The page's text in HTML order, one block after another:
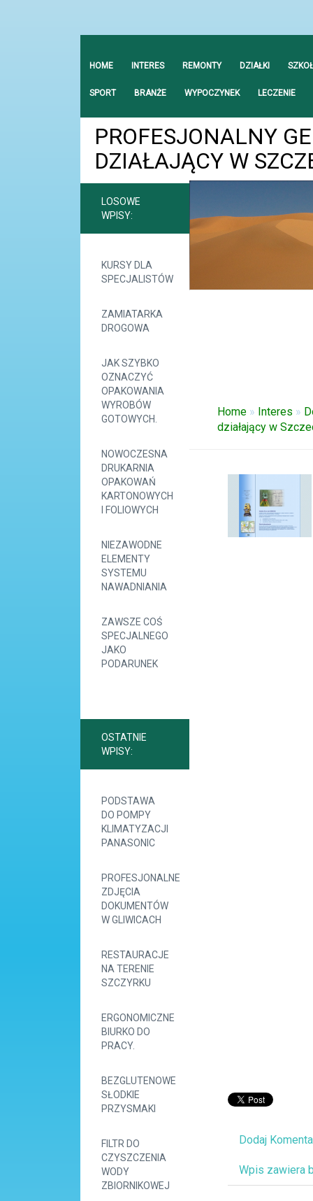
HOME INTERES REMONTY DZIAŁKI
SPORT BRANŻE WYPOCZYNEK LECZENIE
PROFESJONALNY
DZIAŁAJĄCY W
LOSOWE
WPISY:
KURSY DLA
SPECJALISTÓW
ZAMIATARKA
DROGOWA
JAK SZYBKO
OZNACZYĆ
OPAKOWANIA
WYROBÓW
GOTOWYCH.
NOWOCZESNA
DRUKARNIA
OPAKOWAŃ
KARTONOWYCH
I FOLIOWYCH
NIEZAWODNE
ELEMENTY
SYSTEMU
NAWADNIANIA
ZAWSZE COŚ
SPECJALNEGO
JAKO
PODARUNEK
OSTATNIE
WPISY:
PODSTAWA
DO POMPY
KLIMATYZACJI
PANASONIC
PROFESJONALNE
ZDJĘCIA
DOKUMENTÓW
W GLIWICACH
RESTAURACJE
NA TERENIE
SZCZYRKU
ERGONOMICZNE
BIURKO DO
PRACY.
BEZGLUTENOWE
SŁODKIE
PRZYSMAKI
FILTR DO
CZYSZCZENIA
WODY
ZBIORNIKOWEJ
Home » Interes »
działający w
Dodaj
Wpis zawiera